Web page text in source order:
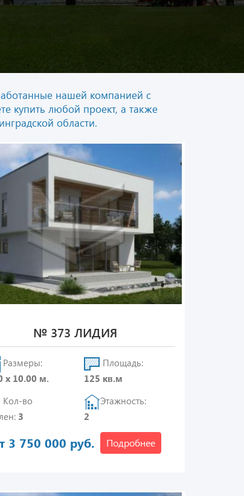
нашей компанией с
купить любой проект, а также
области.
№ 373 ЛИДИЯ
Размеры:
х 10.00 м.
Кол-во
3
Площадь:
125 кв.м
Этажность:
2
3 750 000 руб. Подробнее